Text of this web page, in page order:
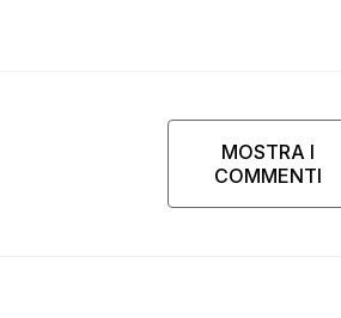
MOSTRA I
COMMENTI